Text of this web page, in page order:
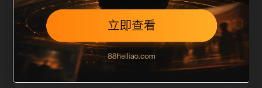
顺着栏目继续浏览。同站连续更新时避免重复标题和重
复首段，优先补充不同关键词、不同栏目词和不同问题
角度。栏目页则保留清晰入口，方便后续专题自动归
集。发布后按真实浏览器复查首屏、图片、跳转体验、
相关推荐和加载速度。